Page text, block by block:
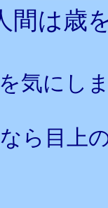
間は歳
気にし
ら目上